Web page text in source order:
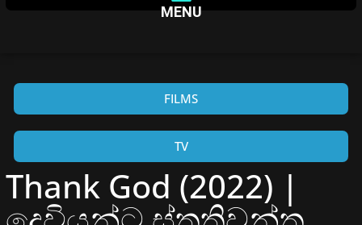
MENU
FILMS
TV
Thank God (2022) |